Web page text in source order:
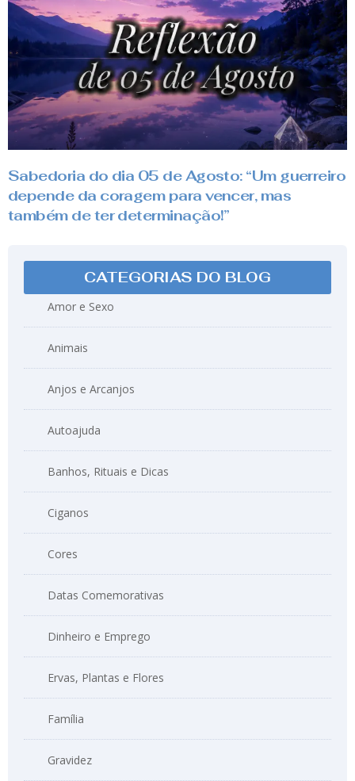
Sabedoria do dia 05 de Agosto: “Um guerreiro
depende da coragem para vencer, mas
também de ter determinação!”
CATEGORIAS DO BLOG
Amor e Sexo
Animais
Anjos e Arcanjos
Autoajuda
Banhos, Rituais e Dicas
Ciganos
Cores
Datas Comemorativas
Dinheiro e Emprego
Ervas, Plantas e Flores
Família
Gravidez